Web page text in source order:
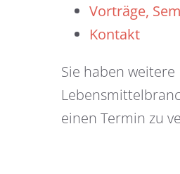
Vorträge,
Kontakt
Sie haben
einen Termin zu